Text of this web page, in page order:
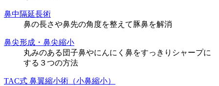
鼻中隔延長術
鼻の長さや鼻先の角度を整えて豚鼻を解消
鼻尖形成・鼻尖縮小
丸みのある団子鼻やにんにく鼻をすっきりシャープに
する３つの方法
TAC式 鼻翼縮小術（小鼻縮小）